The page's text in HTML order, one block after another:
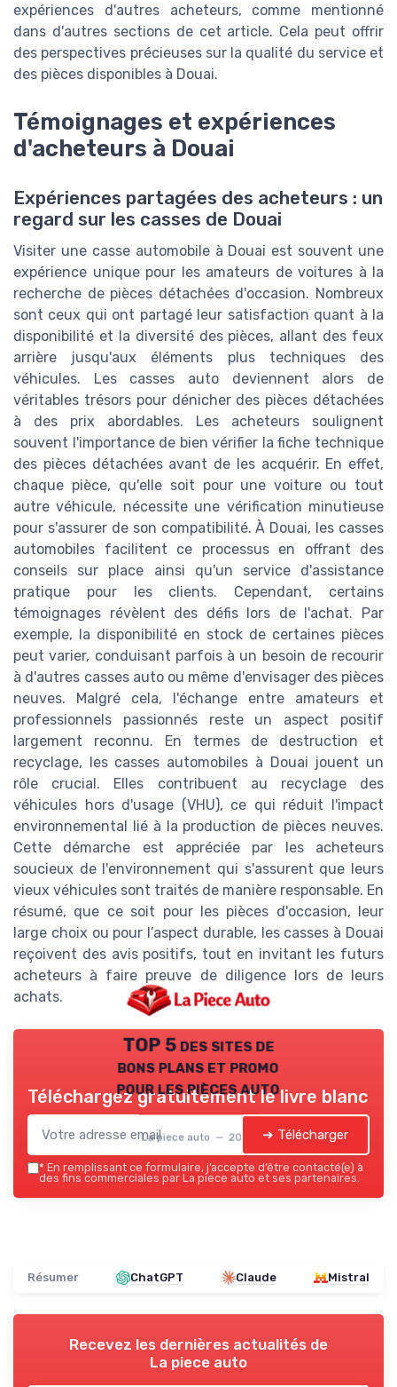
expériences d'autres acheteurs, comme mentionné
dans d'autres sections de cet article. Cela peut offrir
des perspectives précieuses sur la qualité du service et
des pièces disponibles à Douai.
Témoignages et expériences
d'acheteurs à Douai
Expériences partagées des acheteurs : un
regard sur les casses de Douai
Visiter une casse automobile à Douai est souvent une
expérience unique pour les amateurs de voitures à la
recherche de pièces détachées d'occasion. Nombreux
sont ceux qui ont partagé leur satisfaction quant à la
disponibilité et la diversité des pièces, allant des feux
arrière jusqu'aux éléments plus techniques des
véhicules. Les casses auto deviennent alors de
véritables trésors pour dénicher des pièces détachées
à des prix abordables. Les acheteurs soulignent
souvent l'importance de bien vérifier la fiche technique
des pièces détachées avant de les acquérir. En effet,
chaque pièce, qu'elle soit pour une voiture ou tout
autre véhicule, nécessite une vérification minutieuse
pour s'assurer de son compatibilité. À Douai, les casses
automobiles facilitent ce processus en offrant des
conseils sur place ainsi qu'un service d'assistance
pratique pour les clients. Cependant, certains
témoignages révèlent des défis lors de l'achat. Par
exemple, la disponibilité en stock de certaines pièces
peut varier, conduisant parfois à un besoin de recourir
à d'autres casses auto ou même d'envisager des pièces
neuves. Malgré cela, l'échange entre amateurs et
professionnels passionnés reste un aspect positif
largement reconnu. En termes de destruction et
recyclage, les casses automobiles à Douai jouent un
rôle crucial. Elles contribuent au recyclage des
véhicules hors d'usage (VHU), ce qui réduit l'impact
environnemental lié à la production de pièces neuves.
Cette démarche est appréciée par les acheteurs
soucieux de l'environnement qui s'assurent que leurs
vieux véhicules sont traités de manière responsable. En
résumé, que ce soit pour les pièces d'occasion, leur
large choix ou pour l’aspect durable, les casses à Douai
reçoivent des avis positifs, tout en invitant les futurs
acheteurs à faire preuve de diligence lors de leurs
achats.
TOP 5 des sites de
bons plans et promo
pour les pièces auto
La piece auto — 2026
Téléchargez gratuitement le livre blanc
➔ Télécharger
* En remplissant ce formulaire, j’accepte d’être contacté(e) à
des fins commerciales par La piece auto et ses partenaires.
Résumer ChatGPT Claude Mistral
Recevez les dernières actualités de
La piece auto